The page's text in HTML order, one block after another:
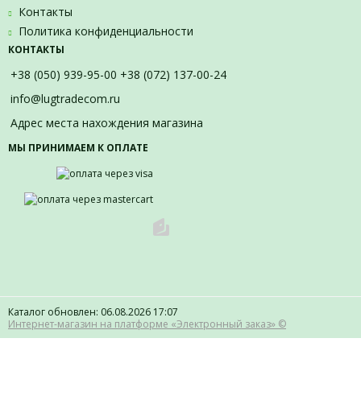
Контакты
Политика конфиденциальности
КОНТАКТЫ
+38 (050) 939-95-00 +38 (072) 137-00-24
info@lugtradecom.ru
Адрес места нахождения магазина
МЫ ПРИНИМАЕМ К ОПЛАТЕ
Каталог обновлен: 06.08.2026 17:07
Интернет-магазин на платформе «Электронный заказ» ©